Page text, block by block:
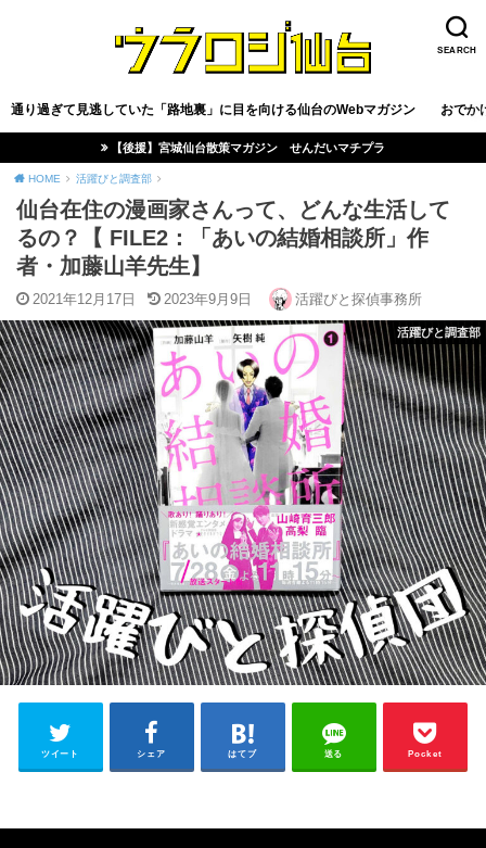
SEARCH
通り過ぎて見逃していた「路地裏」に目を向ける仙台のWebマガジン おでか
【後援】宮城仙台散策マガジン せんだいマチプラ
HOME 活躍びと調査部
仙台在住の漫画家さんって、どんな生活して
るの？【 FILE2：「あいの結婚相談所」作
者・加藤山羊先生】
2021年12月17日 2023年9月9日 活躍びと探偵事務所
活躍びと調査部
ツイート シェア はてブ 送る Pocket